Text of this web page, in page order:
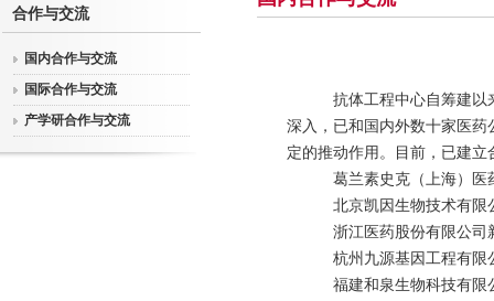
合作与交流
国内合作与交流
国际合作与交流
产学研合作与交流
抗体工程中心自筹建以来
深入，已和国内外数十家医
定的推动作用。目前，已建
葛兰素史克（上海）医
北京凯因生物技术有限
浙江医药股份有限公司
杭州九源基因工程有限
福建和泉生物科技有限